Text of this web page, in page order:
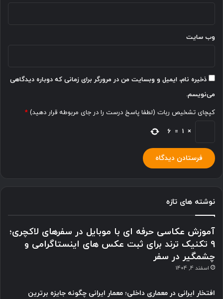
وب‌ سایت
ذخیره نام، ایمیل و وبسایت من در مرورگر برای زمانی که دوباره دیدگاهی
می‌نویسم.
کپچای تشخیص ربات (لطفا پاسخ درست را در جای مربوطه قرار دهید) *
×
1
=
6
نوشته های تازه
آموزش عکاسی حرفه ای با موبایل در سفرهای لاکچری؛
9 تکنیک ترند برای ثبت عکس های اینستاگرامی و
چشمگیر در سفر
اسفند 4, 1404
افتخار ایرانی در معماری داخلی؛ معمار ایرانی چگونه جایزه برترین